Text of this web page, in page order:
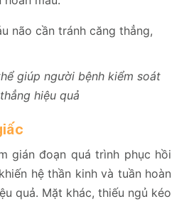
giúp người bệnh kiểm soát
hiệu quả
gián đoạn quá trình phục hồi
hệ thần kinh và tuần hoàn
quả. Mặt khác, thiếu ngủ kéo